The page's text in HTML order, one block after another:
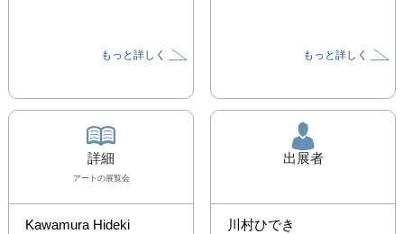
もっと詳しく もっと詳しく
詳細
アート の展覧会
Kawamura Hideki
出展者
川村ひでき